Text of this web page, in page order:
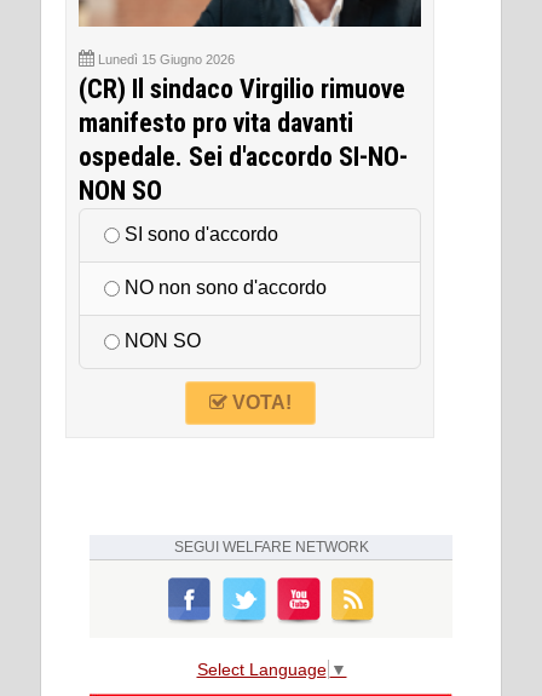
Lunedì 15 Giugno 2026
(CR) Il sindaco Virgilio rimuove
manifesto pro vita davanti
ospedale. Sei d'accordo SI-NO-
NON SO
SI sono d'accordo
NO non sono d'accordo
NON SO
VOTA!
SEGUI WELFARE NETWORK
Select Language ▼